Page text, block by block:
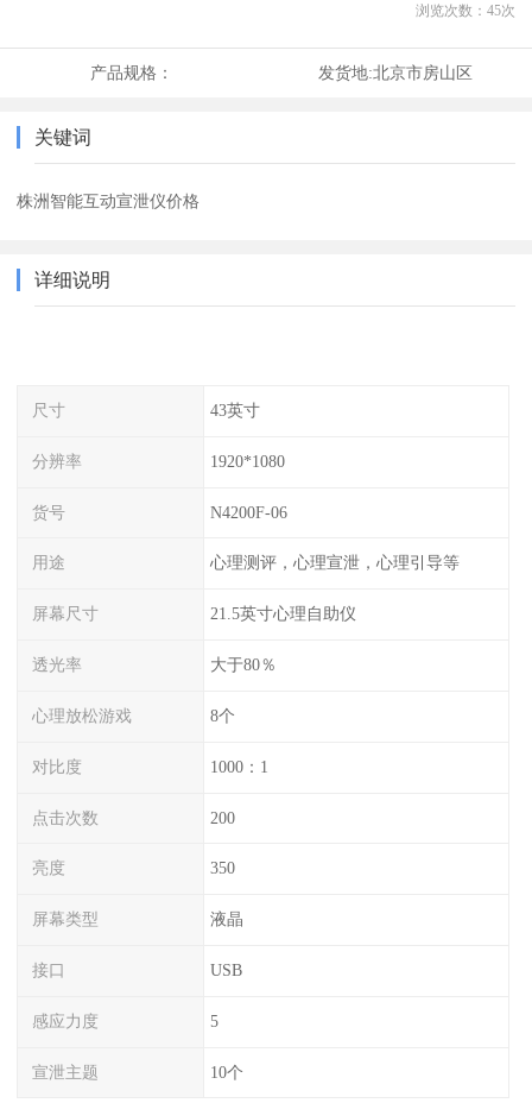
浏览次数： 45次
产品规格： 发货地:北京市房山区
关键词
株洲智能互动宣泄仪价格
详细说明
尺寸 43英寸
分辨率 1920*1080
货号 N4200F-06
用途 心理测评，心理宣泄，心理引导等
屏幕尺寸 21.5英寸心理自助仪
透光率 大于80％
心理放松游戏 8个
对比度 1000：1
点击次数 200
亮度 350
屏幕类型 液晶
接口 USB
感应力度 5
宣泄主题 10个